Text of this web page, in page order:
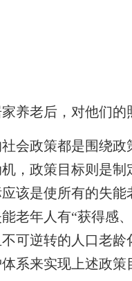
养老后，对他们的
会政策都是围绕
，政策目标则是
该是使所有的失
老年人有“获得感
可逆转的人口老
系来实现上述政策